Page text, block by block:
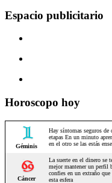
Espacio publicitario
Horoscopo hoy